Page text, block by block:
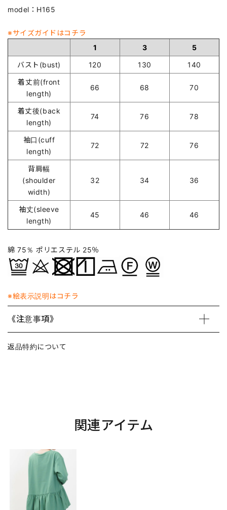
model：H165
※サイズガイドはコチラ
1
3
5
バスト(bust)
120 130
140
着丈前(front
length)
66 68 70
着丈後(back
length)
74 76 78
袖口(cuff
length)
72 72 76
背肩幅
(shoulder
width)
32 34 36
袖丈(sleeve
length)
45 46 46
綿 75％ ポリエステル 25％
※絵表示説明はコチラ
《注意事項》
返品特約について
関連アイテム